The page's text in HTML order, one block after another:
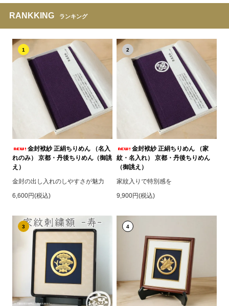
RANKKING ランキング
1
金封袱紗 正絹ちりめん （名入
れのみ） 京都・丹後ちりめん（御誂
え）
金封の出し入れのしやすさが魅力
6,600円(税込)
2
金封袱紗 正絹ちりめん （家
紋・名入れ） 京都・丹後ちりめん
（御誂え）
家紋入りで特別感を
9,900円(税込)
3 4